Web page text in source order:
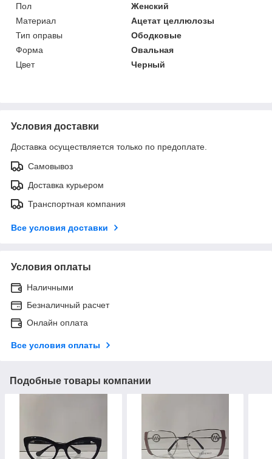
Пол
Женский
Материал
Ацетат целлюлозы
Тип оправы
Ободковые
Форма
Овальная
Цвет
Черный
Условия доставки
Доставка осуществляется только по предоплате.
Самовывоз
Доставка курьером
Транспортная компания
Все условия доставки
Условия оплаты
Наличными
Безналичный расчет
Онлайн оплата
Все условия оплаты
Подобные товары компании